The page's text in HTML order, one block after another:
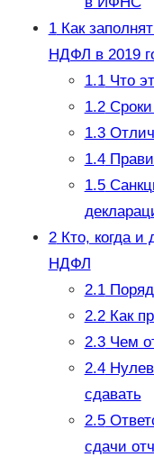
1Как
НДФЛ в 2019
1.1Что
1.2Сроки
1.3
1.4
1.5
2Кто, когда и
НДФЛ
2.1
2.2Как
2.3Чем
2.4
сдавать
2.5
сдачи